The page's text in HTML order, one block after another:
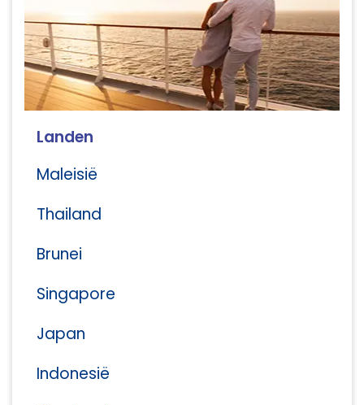
Landen
Maleisië
Thailand
Brunei
Singapore
Japan
Indonesië